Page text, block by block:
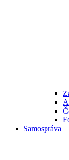
Samospráva